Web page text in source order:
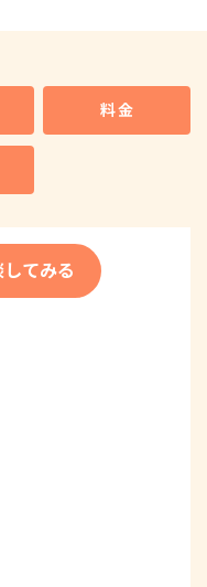
料金
てみる